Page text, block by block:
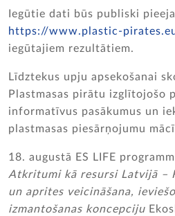
Iegūtie dati būs publiski
https://www.plastic-
iegūtajiem rezultātiem.
Līdztekus upju apsekošanai
Plastmasas pirātu izglītojošo
informatīvus pasākumus un
plastmasas piesārņojumu
18. augustā ES LIFE
Atkritumi kā resursi Latvijā –
un aprites veicināšana,
izmantošanas koncepciju